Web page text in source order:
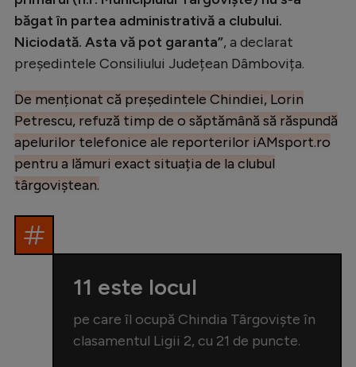
băgat în partea administrativă a clubului.
Niciodată. Asta vă pot garanta”, a declarat
președintele Consiliului Județean Dâmbovița.
De menționat că președintele Chindiei, Lorin
Petrescu, refuză timp de o săptămână să răspundă
apelurilor telefonice ale reporterilor iAMsport.ro
pentru a lămuri exact situația de la clubul
târgoviștean.
11 este locul
pe care îl ocupă Chindia Târgoviște în
clasamentul Ligii 2, cu 21 de puncte.